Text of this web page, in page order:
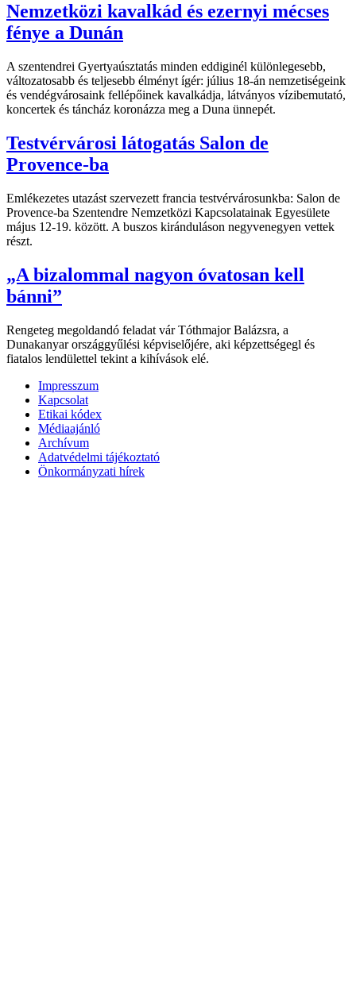
Nemzetközi kavalkád és ezernyi mécses
fénye a Dunán
A szentendrei Gyertyaúsztatás minden eddiginél különlegesebb,
változatosabb és teljesebb élményt ígér: július 18-án nemzetiségeink
és vendégvárosaink fellépőinek kavalkádja, látványos vízibemutató,
koncertek és táncház koronázza meg a Duna ünnepét.
Testvérvárosi látogatás Salon de
Provence-ba
Emlékezetes utazást szervezett francia testvérvárosunkba: Salon de
Provence-ba Szentendre Nemzetközi Kapcsolatainak Egyesülete
május 12-19. között. A buszos kiránduláson negyvenegyen vettek
részt.
„A bizalommal nagyon óvatosan kell
bánni”
Rengeteg megoldandó feladat vár Tóthmajor Balázsra, a
Dunakanyar országgyűlési képviselőjére, aki képzettségegl és
fiatalos lendülettel tekint a kihívások elé.
Impresszum
Kapcsolat
Etikai kódex
Médiaajánló
Archívum
Adatvédelmi tájékoztató
Önkormányzati hírek